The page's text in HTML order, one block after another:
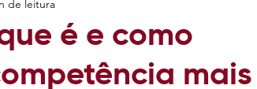
é e como
mais
de leitura